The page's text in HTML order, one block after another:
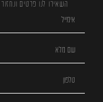
השאירו לנו פרטים